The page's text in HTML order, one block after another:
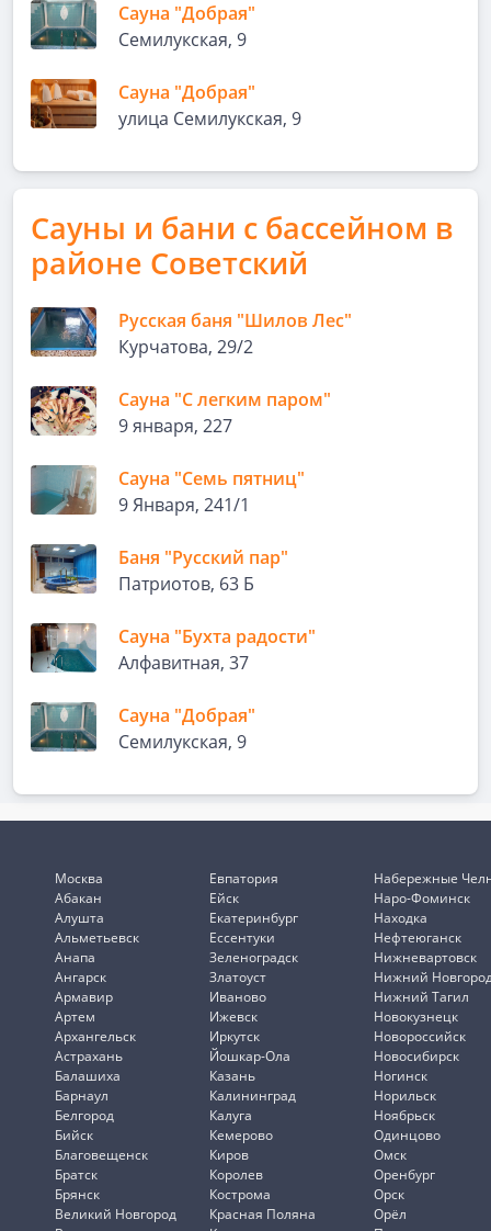
Сауна "Добрая"
Семилукская, 9
Сауна "Добрая"
улица Семилукская, 9
Сауны и бани с бассейном в
районе Советский
Русская баня "Шилов Лес"
Курчатова, 29/2
Сауна "С легким паром"
9 января, 227
Сауна "Семь пятниц"
9 Января, 241/1
Баня "Русский пар"
Патриотов, 63 Б
Сауна "Бухта радости"
Алфавитная, 37
Сауна "Добрая"
Семилукская, 9
Москва
Абакан
Алушта
Альметьевск
Анапа
Ангарск
Армавир
Артем
Архангельск
Астрахань
Балашиха
Барнаул
Белгород
Бийск
Благовещенск
Братск
Брянск
Великий Новгород
Евпатория
Ейск
Екатеринбург
Ессентуки
Зеленоградск
Златоуст
Иваново
Ижевск
Иркутск
Йошкар-Ола
Казань
Калининград
Калуга
Кемерово
Киров
Королев
Кострома
Красная Поляна
Набережные
Наро-Фоминск
Находка
Нефтеюганск
Нижневартовск
Нижний
Нижний Тагил
Новокузнецк
Новороссийск
Новосибирск
Ногинск
Норильск
Ноябрьск
Одинцово
Омск
Оренбург
Орск
Орёл